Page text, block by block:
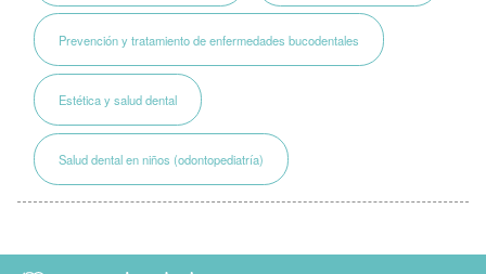
Prevención y tratamiento de enfermedades bucodentales
Estética y salud dental
Salud dental en niños (odontopediatría)